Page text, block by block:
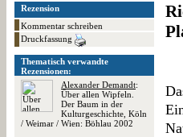
Rezension
Kommentar schreiben
Druckfassung
Thematisch verwandte
Rezensionen:
Alexander Demandt:
Über allen Wipfeln.
Der Baum in der
Kulturgeschichte, Köln
/ Weimar / Wien: Böhlau 2002